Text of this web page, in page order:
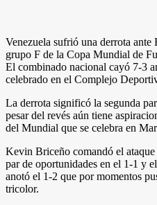
Venezuela sufrió una derrota
grupo F de la Copa Mundial de
El combinado nacional cayó 7-3
celebrado en el Complejo
La derrota significó la segunda
pesar del revés aún tiene
del Mundial que se celebra en
Kevin Briceño comandó el
par de oportunidades en el 1-1 y
anotó el 1-2 que por momentos
tricolor.